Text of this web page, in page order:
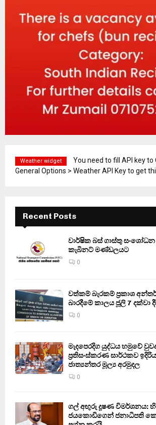
Weather widget
You need to fill API key to
General Options > Weather API Key to get
Recent Posts
වාර්ෂික බස් ගාස්තු
කැබිනට් මණ්ඩලයට
0
වත්කම් බැරකම් ප්‍රකාශ
බාරදීමේ කාලය ජූලි 7 දක්වා
0
මැදපෙරදිග යුද්ධය හමුවේ
ප්‍රතිසංස්කරණ සාර්ථකව
ජාත්‍යන්තර මූල්‍ය අරමුදල
0
ගල් අඟුරු දූෂණ විමර්ශනය:
ජයකොඩිගෙන් ජනාධිපති